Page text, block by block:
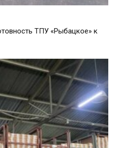
ТПУ «Рыбацкое» к